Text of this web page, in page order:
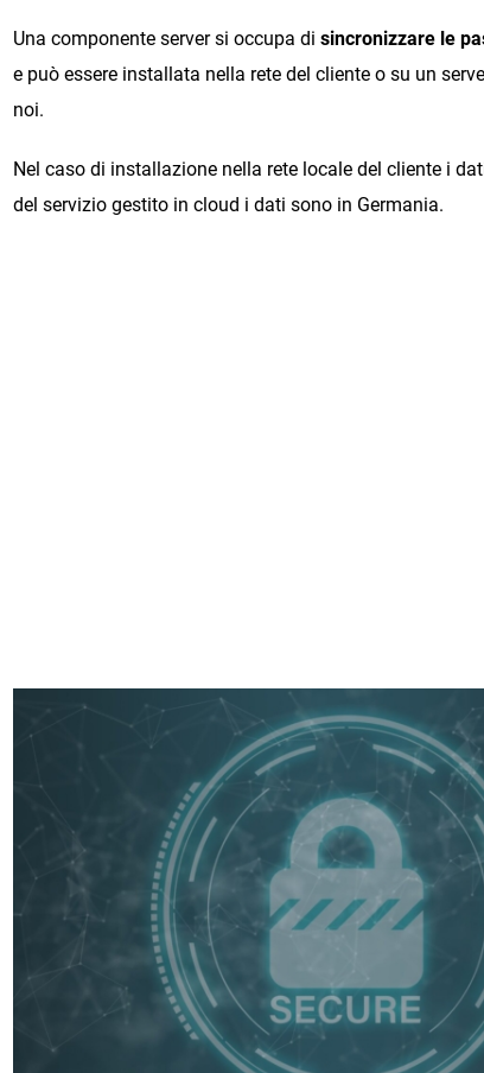
Una componente server si occupa disincronizzare le
e può essere installata nella rete del cliente o su un
noi.
Nel caso di installazione nella rete locale del cliente i
del servizio gestito in cloud i dati sono in Germania.